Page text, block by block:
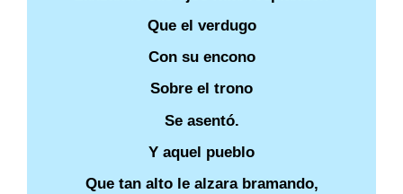
Que el verdugo
Con su encono
Sobre el trono
Se asentó.
Y aquel pueblo
Que tan alto le alzara bramando,